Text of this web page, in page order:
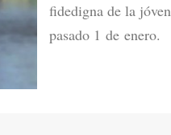
fidedigna de la
pasado 1 de enero.